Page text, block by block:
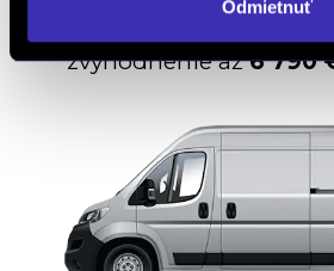
Odmietnuť
zvýhodnenie až6 790